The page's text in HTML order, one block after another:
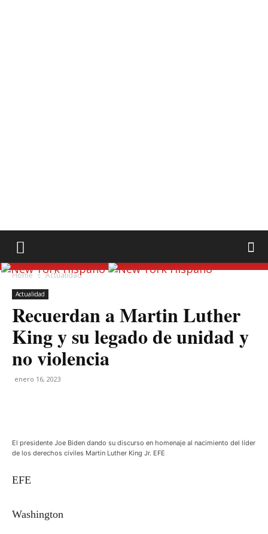
Home Actualidad
Actualidad
Recuerdan a Martin Luther
King y su legado de unidad y
no violencia
enero 16, 2023
El presidente Joe Biden dando su discurso en homenaje al nacimiento del líder
de los derechos civiles Martin Luther King Jr. EFE
EFE
Washington